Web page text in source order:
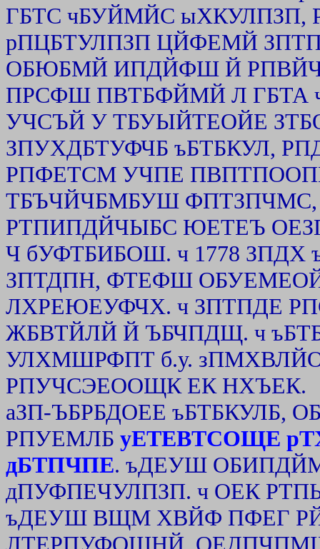
ГБТС чБУЙМЙС
рПЦБТУЛПЗП ЦЙФЕМЙ
ОБЮБМЙ ИПДЙФШ Й
ПРСФШ ПВТБФЙМЙ Л ГБТА
УЧСЪЙ У ТБУЫЙТЕОЙЕ
ЗПУХДБТУФЧБ ъБТБКУЛ,
РПФЕТСМ УЧПЕ
ТБЪЧЙЧБМБУШ
РТПИПДЙЧЫБС ЮЕТЕЪ
Ч бУФТБИБОШ. ч 1778
ЗПТДПН, ФТЕФШ
ЛХРЕЮЕУФЧХ. ч ЗПТПДЕ
ЖБВТЙЛЙ Й ЪБЧПДЩ. ч
УЛХМШРФПТ б.у.
РПУЧСЭЕООЩК ЕК НХЪЕК.
аЗП-ЪБРБДОЕЕ ъБТБКУЛБ,
РПУЕМЛБ уЕТЕВТСОЩЕ
дБТПЧПЕ. ъДЕУШ
дПУФПЕЧУЛПЗП. ч ОЕК
ъДЕУШ ВЩМ ХВЙФ ПФЕГ